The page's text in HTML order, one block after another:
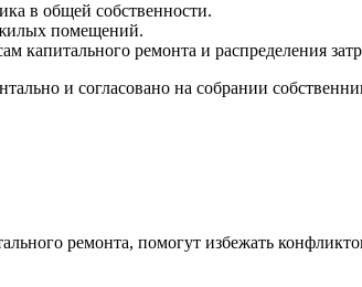
в общей собственности.
помещений.
ремонта и распределения
и согласовано на собрании
ремонта, помогут избежать